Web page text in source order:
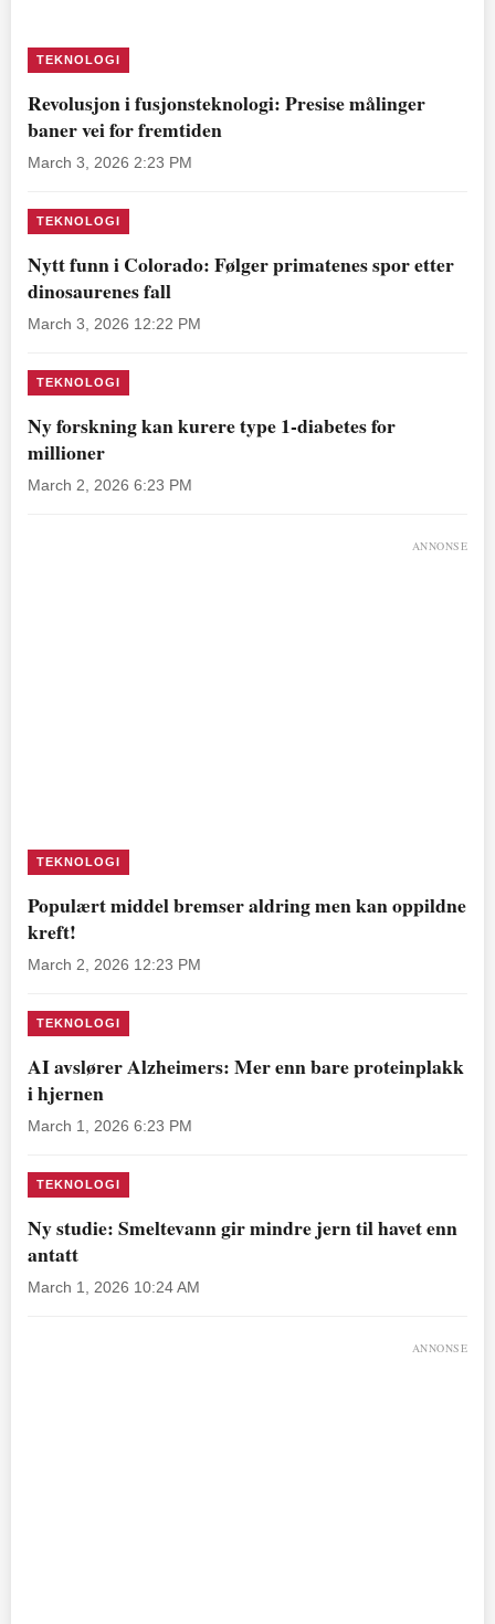
TEKNOLOGI
Revolusjon i fusjonsteknologi: Presise målinger
baner vei for fremtiden
March 3, 2026 2:23 PM
TEKNOLOGI
Nytt funn i Colorado: Følger primatenes spor etter
dinosaurenes fall
March 3, 2026 12:22 PM
TEKNOLOGI
Ny forskning kan kurere type 1-diabetes for
millioner
March 2, 2026 6:23 PM
ANNONSE
TEKNOLOGI
Populært middel bremser aldring men kan oppildne
kreft!
March 2, 2026 12:23 PM
TEKNOLOGI
AI avslører Alzheimers: Mer enn bare proteinplakk
i hjernen
March 1, 2026 6:23 PM
TEKNOLOGI
Ny studie: Smeltevann gir mindre jern til havet enn
antatt
March 1, 2026 10:24 AM
ANNONSE